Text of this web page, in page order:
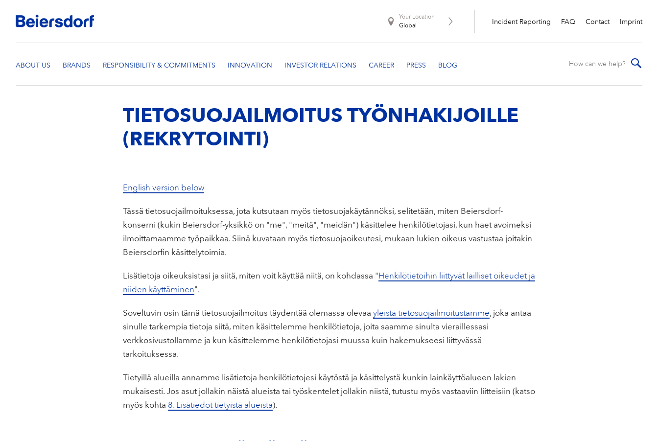
Your Location
Global
Incident Reporting FAQ Contact Imprint
TIETOSUOJAILMOITUS TYÖNHAKIJOILLE
(REKRYTOINTI)
English version below
Tässä tietosuojailmoituksessa, jota kutsutaan myös tietosuojakäytännöksi, selitetään, miten Beiersdorf-
konserni (kukin Beiersdorf-yksikkö on "me", "meitä", "meidän") käsittelee henkilötietojasi, kun haet avoimeksi
ilmoittamaamme työpaikkaa. Siinä kuvataan myös tietosuojaoikeutesi, mukaan lukien oikeus vastustaa joitakin
Beiersdorfin käsittelytoimia.
Lisätietoja oikeuksistasi ja siitä, miten voit käyttää niitä, on kohdassa "Henkilötietoihin liittyvät lailliset oikeudet ja
niiden käyttäminen".
Soveltuvin osin tämä tietosuojailmoitus täydentää olemassa olevaa yleistä tietosuojailmoitustamme, joka antaa
sinulle tarkempia tietoja siitä, miten käsittelemme henkilötietoja, joita saamme sinulta vieraillessasi
verkkosivustollamme ja kun käsittelemme henkilötietojasi muussa kuin hakemukseesi liittyvässä
tarkoituksessa.
Tietyillä alueilla annamme lisätietoja henkilötietojesi käytöstä ja käsittelystä kunkin lainkäyttöalueen lakien
mukaisesti. Jos asut jollakin näistä alueista tai työskentelet jollakin niistä, tutustu myös vastaaviin liitteisiin (katso
myös kohta 8. Lisätiedot tietyistä alueista).